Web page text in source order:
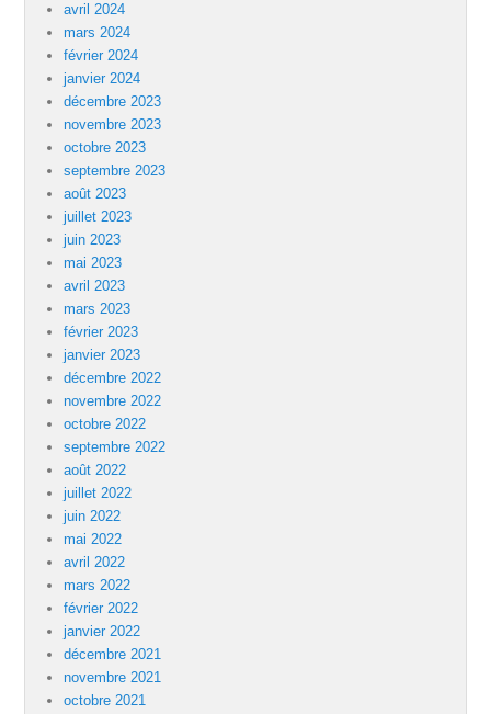
avril 2024
mars 2024
février 2024
janvier 2024
décembre 2023
novembre 2023
octobre 2023
septembre 2023
août 2023
juillet 2023
juin 2023
mai 2023
avril 2023
mars 2023
février 2023
janvier 2023
décembre 2022
novembre 2022
octobre 2022
septembre 2022
août 2022
juillet 2022
juin 2022
mai 2022
avril 2022
mars 2022
février 2022
janvier 2022
décembre 2021
novembre 2021
octobre 2021